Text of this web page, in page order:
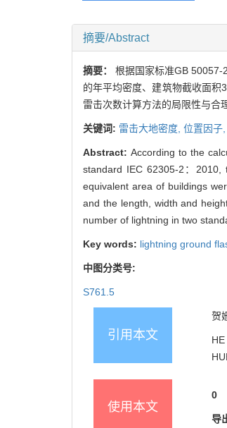
摘要/Abstract
摘要：根据国家标准GB 50057-
的年平均密度、建筑物截收面积
雷击次数计算方法的局限性与合
关键词: 雷击大地密度, 位置因子,
Abstract: According to the
standard IEC 62305-2：2010,
equivalent area of buildings
and the length, width and
number of lightning in two
Key words: lightning ground
中图分类号:
S761.5
引用本文
贺
使用本文
0
导